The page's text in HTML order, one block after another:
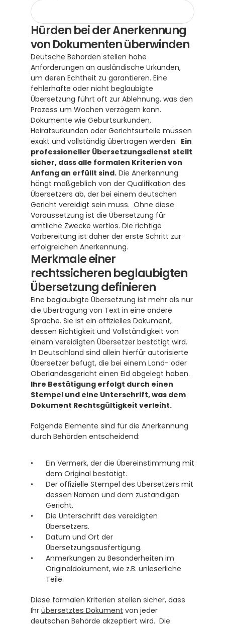
Hürden bei der Anerkennung
von Dokumenten überwinden
Deutsche Behörden stellen hohe
Anforderungen an ausländische Urkunden,
um deren Echtheit zu garantieren. Eine
fehlerhafte oder nicht beglaubigte
Übersetzung führt oft zur Ablehnung, was den
Prozess um Wochen verzögern kann.
Dokumente wie Geburtsurkunden,
Heiratsurkunden oder Gerichtsurteile müssen
exakt und vollständig übertragen werden. Ein
professioneller Übersetzungsdienst stellt
sicher, dass alle formalen Kriterien von
Anfang an erfüllt sind. Die Anerkennung
hängt maßgeblich von der Qualifikation des
Übersetzers ab, der bei einem deutschen
Gericht vereidigt sein muss.  Ohne diese
Voraussetzung ist die Übersetzung für
amtliche Zwecke wertlos. Die richtige
Vorbereitung ist daher der erste Schritt zur
erfolgreichen Anerkennung.
Merkmale einer
rechtssicheren beglaubigten
Übersetzung definieren
Eine beglaubigte Übersetzung ist mehr als nur
die Übertragung von Text in eine andere
Sprache. Sie ist ein offizielles Dokument,
dessen Richtigkeit und Vollständigkeit von
einem vereidigten Übersetzer bestätigt wird.
In Deutschland sind allein hierfür autorisierte
Übersetzer befugt, die bei einem Land- oder
Ihre Bestätigung erfolgt durch einen
Stempel und eine Unterschrift, was dem
Dokument Rechtsgültigkeit verleiht.
Folgende Elemente sind für die Anerkennung
durch Behörden entscheidend:
Ein Vermerk, der die Übereinstimmung mit
dem Original bestätigt.
Der offizielle Stempel des Übersetzers mit
dessen Namen und dem zuständigen
Gericht.
Die Unterschrift des vereidigten
Übersetzers.
Datum und Ort der
Übersetzungsausfertigung.
Anmerkungen zu Besonderheiten im
Originaldokument, wie z.B. unleserliche
Teile.
Diese formalen Kriterien stellen sicher, dass
Ihr übersetztes Dokument von jeder
deutschen Behörde akzeptiert wird.  Die